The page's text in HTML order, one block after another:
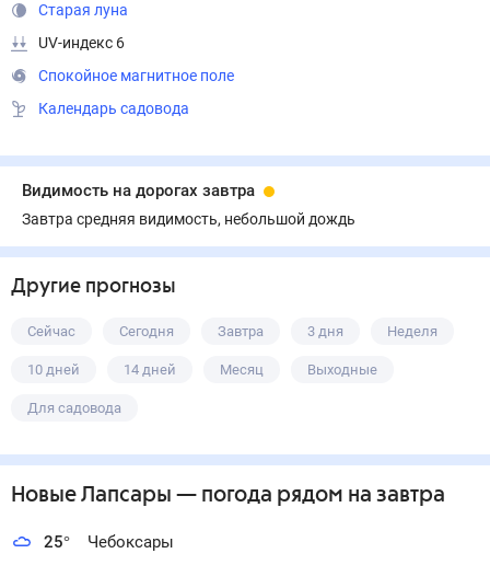
Старая луна
UV-индекс 6
Спокойное магнитное поле
Календарь садовода
Видимость на дорогах завтра
Завтра средняя видимость, небольшой дождь
Другие прогнозы
Сейчас Сегодня Завтра 3 дня Неделя
10 дней 14 дней Месяц Выходные
Для садовода
Новые Лапсары — погода рядом на завтра
25° Чебоксары